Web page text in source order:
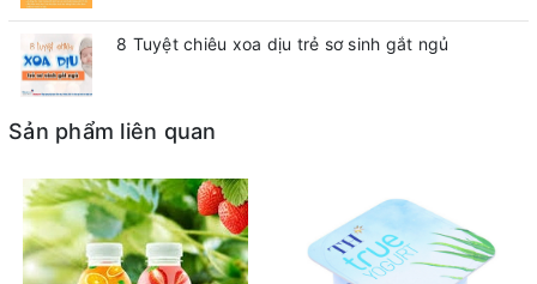
8 Tuyệt chiêu xoa dịu trẻ sơ sinh gắt ngủ
Sản phẩm liên quan